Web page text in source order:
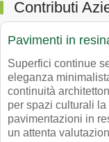
Contributi
Pavimenti in
Superfici continue
eleganza
continuità
per spazi culturali
pavimentazioni in
un attenta